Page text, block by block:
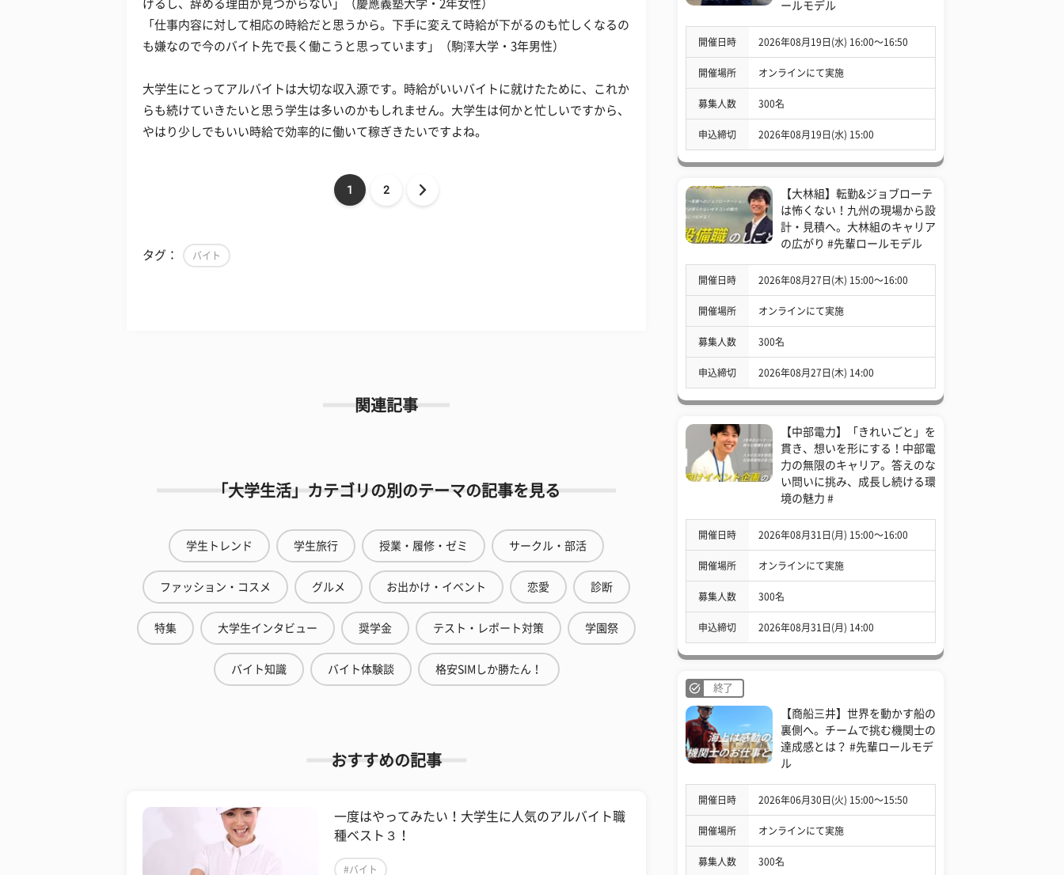
げるし、辞める理由が見つからない」（慶應義塾大学・2年女性）
「仕事内容に対して相応の時給だと思うから。下手に変えて時給が下がるのも忙しくなるの
も嫌なので今のバイト先で長く働こうと思っています」（駒澤大学・3年男性）
大学生にとってアルバイトは大切な収入源です。時給がいいバイトに就けたために、これか
らも続けていきたいと思う学生は多いのかもしれません。大学生は何かと忙しいですから、
やはり少しでもいい時給で効率的に働いて稼ぎきたいですよね。
1 2
タグ： バイト
関連記事
「大学生活」カテゴリの別のテーマの記事を見る
学生トレンド 学生旅行 授業・履修・ゼミ サークル・部活
ファッション・コスメ グルメ お出かけ・イベント 恋愛 診断
特集 大学生インタビュー 奨学金 テスト・レポート対策 学園祭
バイト知識 バイト体験談 格安SIMしか勝たん！
おすすめの記事
一度はやってみたい！大学生に人気のアルバイト職
種ベスト３！
#バイト
ールモデル
開催日時 2026年08月19日(水) 16:00〜16:50
開催場所 オンラインにて実施
募集人数 300名
申込締切 2026年08月19日(水) 15:00
【大林組】転勤&ジョブローテ
は怖くない！九州の現場から設
計・見積へ。大林組のキャリア
の広がり #先輩ロールモデル
開催日時 2026年08月27日(木) 15:00〜16:00
開催場所 オンラインにて実施
募集人数 300名
申込締切 2026年08月27日(木) 14:00
【中部電力】「きれいごと」を
貫き、想いを形にする！中部電
力の無限のキャリア。答えのな
い問いに挑み、成長し続ける環
境の魅力 #
開催日時 2026年08月31日(月) 15:00〜16:00
開催場所 オンラインにて実施
募集人数 300名
申込締切 2026年08月31日(月) 14:00
終了
【商船三井】世界を動かす船の
裏側へ。チームで挑む機関士の
達成感とは？ #先輩ロールモデ
ル
開催日時 2026年06月30日(火) 15:00〜15:50
開催場所 オンラインにて実施
募集人数 300名